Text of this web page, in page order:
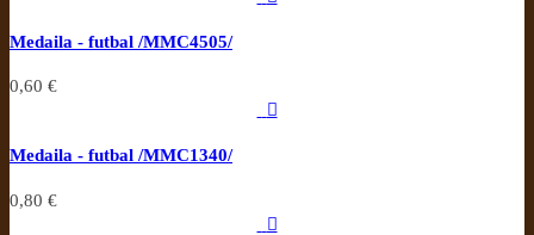
Medaila - futbal /MMC4505/
0,60 €

Medaila - futbal /MMC1340/
0,80 €
